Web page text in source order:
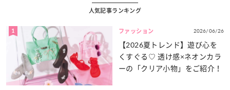
人気記事ランキング
1 ファッション 2026/06/26
【2026夏トレンド】遊び心を
くすぐる♡ 透け感×ネオンカラ
ーの「クリア小物」をご紹介！